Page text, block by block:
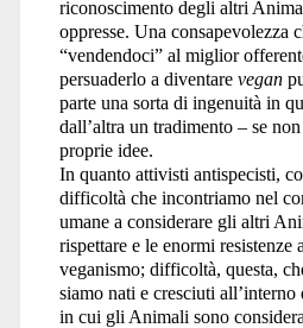
riconoscimento degli altri
oppresse. Una consapevolezza
“vendendoci” al miglior
persuaderlo a diventare vegan
parte una sorta di ingenuità in
dall’altra un tradimento – se
proprie idee.
In quanto attivisti antispecisti,
difficoltà che incontriamo nel
umane a considerare gli altri
rispettare e le enormi resistenze
veganismo; difficoltà, questa,
siamo nati e cresciuti all’interno
in cui gli Animali sono